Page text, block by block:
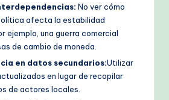
No ver cómo
afecta la estabilidad
ejemplo, una guerra comercial
de cambio de moneda.
en datos secundarios:Utilizar
en lugar de recopilar
de actores locales.